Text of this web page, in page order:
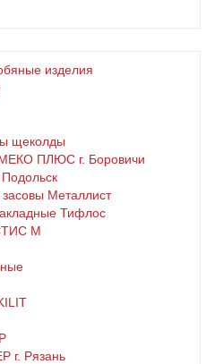
изделия
щеколды
ПЛЮС г. Боровичи
Подольск
засовы Металлист
Тифлос
М
г. Рязань